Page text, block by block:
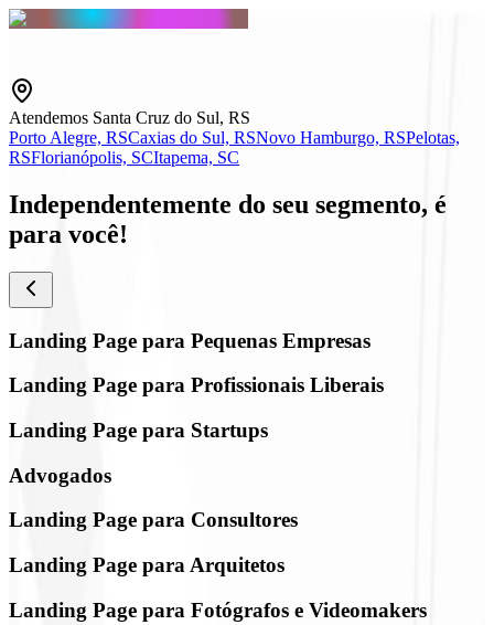
Atendemos Santa Cruz do Sul, RS
Porto Alegre, RSCaxias do Sul, RSNovo Hamburgo, RSPelotas,
RSFlorianópolis, SCItapema, SC
Independentemente do seu segmento, é
para você!
Landing Page para Pequenas Empresas
Landing Page para Profissionais Liberais
Landing Page para Startups
Advogados
Landing Page para Consultores
Landing Page para Arquitetos
Landing Page para Fotógrafos e Videomakers